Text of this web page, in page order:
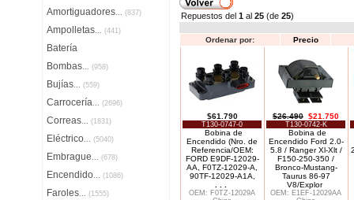
Amortiguadores... (837)
Ampolletas... (441)
Batería
Bombas... (958)
Bujías... (559)
Carrocería... (2696)
Correas... (1831)
Eléctrico... (5040)
Embrague... (678)
Encendido... (1086)
Faroles... (1555)
Repuestos del 1 al 25 (de 25)
Ordenar por: Precio
$61.790
T130-0747-0
Bobina de
Encendido (Nro. de
Referencia/OEM:
FORD E9DF-12029-
AA, F0TZ-12029-A,
90TF-12029-A1A,
OEM: F0TZ-12029A
$26.490 $21.750
T130-0742-K
Bobina de
Encendido Ford 2.0-
5.8 / Ranger Xl-Xlt /
F150-250-350 /
Bronco-Mustang-
Taurus 86-97
V8/Explor
OEM: E1EF-12029AA